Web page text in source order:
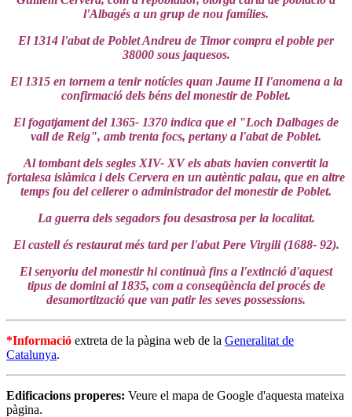
l'Albagés a un grup de nou famílies.
El 1314 l'abat de Poblet Andreu de Timor compra el poble per
38000 sous jaquesos.
El 1315 en tornem a tenir notícies quan Jaume II l'anomena a la
confirmació dels béns del monestir de Poblet.
El fogatjament del 1365- 1370 indica que el "Loch Dalbages de
vall de Reig", amb trenta focs, pertany a l'abat de Poblet.
Al tombant dels segles XIV- XV els abats havien convertit la
fortalesa islàmica i dels Cervera en un autèntic palau, que en altre
temps fou del cellerer o administrador del monestir de Poblet.
La guerra dels segadors fou desastrosa per la localitat.
El castell és restaurat més tard per l'abat Pere Virgili (1688- 92).
El senyoriu del monestir hi continuà fins a l'extinció d'aquest
tipus de domini al 1835, com a conseqüència del procés de
desamortització que van patir les seves possessions.
*Informació extreta de la pàgina web de la Generalitat de
Catalunya.
Edificacions properes: Veure el mapa de Google d'aquesta mateixa
pàgina.